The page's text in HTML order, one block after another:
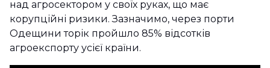
над агросектором у своїх руках, що має
корупційні ризики. Зазначимо, через порти
Одещини торік пройшло 85% відсотків
агроекспорту усієї країни.